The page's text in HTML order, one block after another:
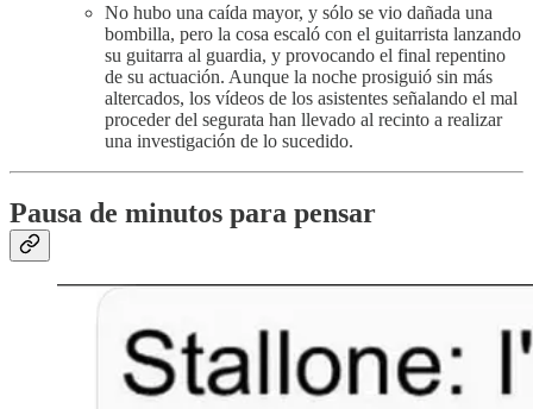
No hubo una caída mayor, y sólo se vio dañada una
bombilla, pero la cosa escaló con el guitarrista lanzando
su guitarra al guardia, y provocando el final repentino
de su actuación. Aunque la noche prosiguió sin más
altercados, los vídeos de los asistentes señalando el mal
proceder del segurata han llevado al recinto a realizar
una investigación de lo sucedido.
Pausa de minutos para pensar